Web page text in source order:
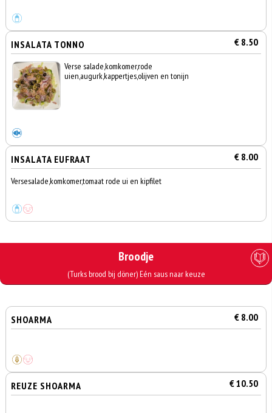
INSALATA TONNO € 8.50
Verse salade,komkomer,rode
uien,augurk,kappertjes,olijven en tonijn
INSALATA EUFRAAT € 8.00
Versesalade,komkomer,tomaat rode ui en kipfilet
Broodje
(Turks brood bij döner) Eén saus naar keuze
SHOARMA € 8.00
REUZE SHOARMA € 10.50